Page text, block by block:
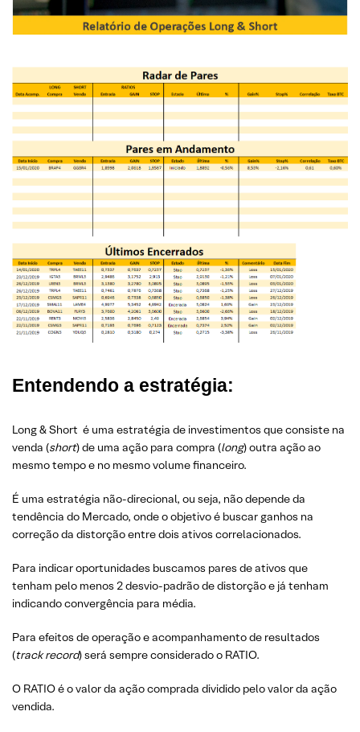
Entendendo a estratégia:
Long & Short é uma estratégia de investimentos que consiste na
venda (short) de uma ação para compra (long) outra ação ao
mesmo tempo e no mesmo volume financeiro.
É uma estratégia não-direcional, ou seja, não depende da
tendência do Mercado, onde o objetivo é buscar ganhos na
correção da distorção entre dois ativos correlacionados.
Para indicar oportunidades buscamos pares de ativos que
tenham pelo menos 2 desvio-padrão de distorção e já tenham
indicando convergência para média.
Para efeitos de operação e acompanhamento de resultados
(track record) será sempre considerado o RATIO.
O RATIO é o valor da ação comprada dividido pelo valor da ação
vendida.